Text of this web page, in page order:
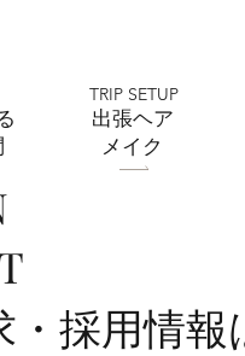
ィークの営業に
採用情
TRIP SETUP
出張ヘア
メイク